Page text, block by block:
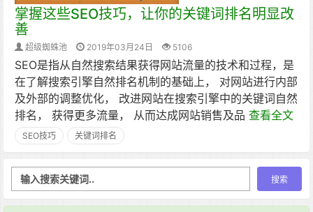
掌握这些SEO技巧，让你的关键词排名明显改
善
超级蜘蛛池 2019年03月24日 5106
SEO是指从自然搜索结果获得网站流量的技术和过程，是
在了解搜索引擎自然排名机制的基础上， 对网站进行内部
及外部的调整优化， 改进网站在搜索引擎中的关键词自然
排名， 获得更多流量， 从而达成网站销售及品 查看全文
SEO技巧 关键词排名